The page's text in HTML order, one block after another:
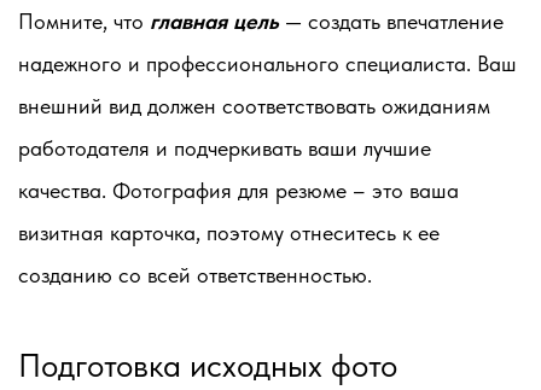
Помните, что главная цель— создать впечатление
надежного и профессионального специалиста. Ваш
внешний вид должен соответствовать ожиданиям
работодателя и подчеркивать ваши лучшие
качества. Фотография для резюме – это ваша
визитная карточка, поэтому отнеситесь к ее
созданию со всей ответственностью.
Подготовка исходных фото